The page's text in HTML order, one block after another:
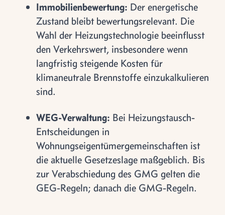
Immobilienbewertung: Der energetische
Zustand bleibt bewertungsrelevant. Die
Wahl der Heizungstechnologie beeinflusst
den Verkehrswert, insbesondere wenn
langfristig steigende Kosten für
klimaneutrale Brennstoffe einzukalkulieren
sind.
WEG-Verwaltung: Bei Heizungstausch-
Entscheidungen in
Wohnungseigentümergemeinschaften ist
die aktuelle Gesetzeslage maßgeblich. Bis
zur Verabschiedung des GMG gelten die
GEG-Regeln; danach die GMG-Regeln.